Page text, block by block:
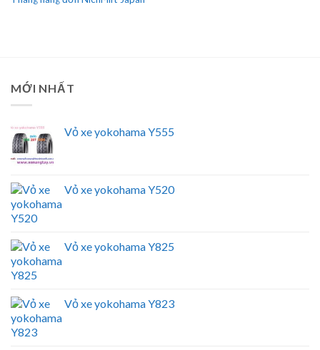
MỚI NHẤT
Vỏ xe yokohama Y555
Vỏ xe yokohama Y520
Vỏ xe yokohama Y825
Vỏ xe yokohama Y823